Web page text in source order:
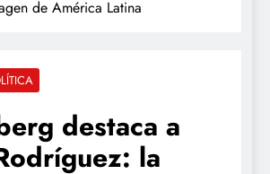
de América Latina
destaca a
la